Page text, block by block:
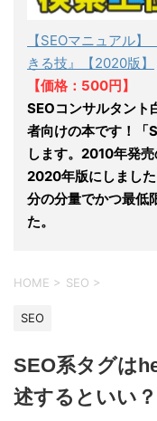
【SEOマニュアル
きる技』【2020版】
【価格：500円】
SEOコンサルタント
者向けの本です！「
します。2010年発
2020年版にしまし
分の分量でかつ最低
た。
HOME > SEO >
SEO
SEO系タグは
述するといい？